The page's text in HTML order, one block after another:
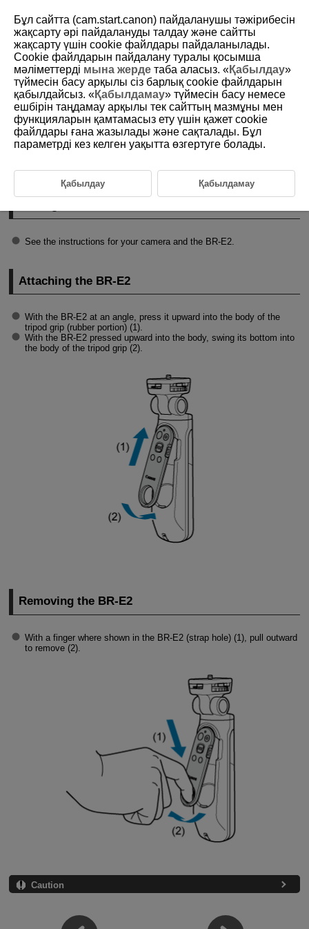
D412-007
Preparing the Remote Control
Pairing the Camera andBR-E2
Attaching theBR-E2
Removing theBR-E2
See the instructions for your camera and the BR-E2.
Attaching the BR-E2
With the BR-E2at an angle, press it upward into the body of the
tripod grip (rubber portion) (1).
With the BR-E2pressed upward into the body, swing its bottom into
the body of the tripod grip (2).
Removing the BR-E2
With a finger where shown in the BR-E2(strap hole) (1), pull outward
to remove (2).
Caution
Бұл сайтта (cam.start.canon) пайдаланушы тәжірибесін
жақсарту әрі пайдалануды талдау және сайтты
жақсарту үшін сookie файлдары пайдаланылады.
Cookie файлдарын пайдалану туралы қосымша
мәліметтерді мына жерде таба аласыз. «Қабылдау»
түймесін басу арқылы сіз барлық cookie файлдарын
қабылдайсыз. «Қабылдамау» түймесін басу немесе
ешбірін таңдамау арқылы тек сайттың мазмұны мен
функцияларын қамтамасыз ету үшін қажет cookie
файлдары ғана жазылады және сақталады. Бұл
параметрді кез келген уақытта өзгертуге болады.
Қабылдау Қабылдамау